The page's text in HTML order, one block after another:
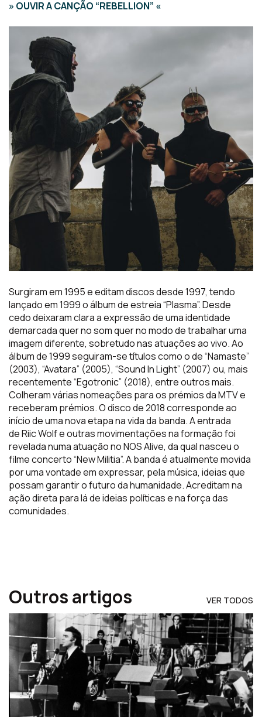
» OUVIR A CANÇÃO “REBELLION” «
Surgiram em 1995e editam discos desde 1997, tendo
lançado em 1999 o álbum de estreia “Plasma”. Desde
cedo deixaram clara a expressão de uma identidade
demarcada quer no som quer no modo de trabalhar uma
imagem diferente, sobretudo nas atuações ao vivo. Ao
álbum de 1999 seguiram-se títulos comoode “Namaste”
(2003), “Avatara” (2005), “SoundIn Light” (2007) ou, mais
recentemente “Egotronic” (2018), entre outros mais.
Colheram várias nomeações para os prémios da MTV e
receberam prémios. O disco de 2018 corresponde ao
início de uma nova etapa na vida da banda. A entrada
deRiicWolfe outras movimentações na formação foi
revelada numa atuação no NOS Alive, da qual nasceu o
filme concerto “NewMilitia”. A banda é atualmente movida
por uma vontade em expressar, pela música, ideias que
possam garantir o futuro da humanidade. Acreditam na
ação direta para lá de ideias políticas e na força das
comunidades.
Outros artigos VER TODOS